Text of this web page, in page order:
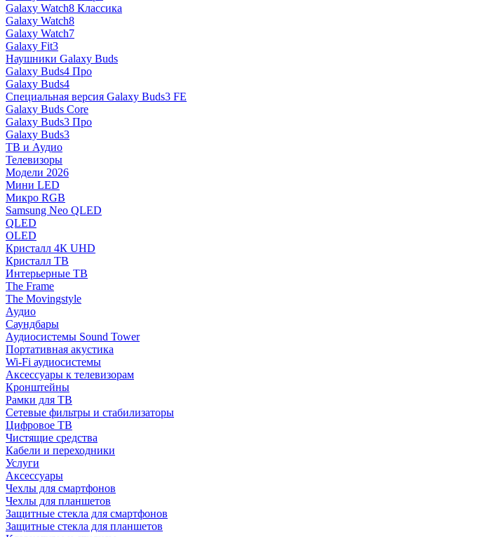
Galaxy Watch8 Классика
Galaxy Watch8
Galaxy Watch7
Galaxy Fit3
Наушники Galaxy Buds
Galaxy Buds4 Про
Galaxy Buds4
Специальная версия Galaxy Buds3 FE
Galaxy Buds Core
Galaxy Buds3 Про
Galaxy Buds3
ТВ и Аудио
Телевизоры
Модели 2026
Мини LED
Микро RGB
Samsung Neo QLED
QLED
OLED
Кристалл 4К UHD
Кристалл ТВ
Интерьерные ТВ
The Frame
The Movingstyle
Аудио
Саундбары
Аудиосистемы Sound Tower
Портативная акустика
Wi-Fi аудиосистемы
Аксессуары к телевизорам
Кронштейны
Рамки для ТВ
Сетевые фильтры и стабилизаторы
Цифровое ТВ
Чистящие средства
Кабели и переходники
Услуги
Аксессуары
Чехлы для смартфонов
Чехлы для планшетов
Защитные стекла для смартфонов
Защитные стекла для планшетов